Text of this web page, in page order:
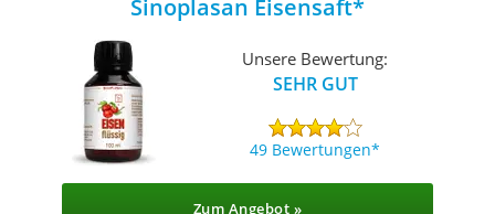
Sinoplasan Eisensaft
Unsere Bewertung:
SEHR GUT
49 Bewertungen
Zum Angebot »